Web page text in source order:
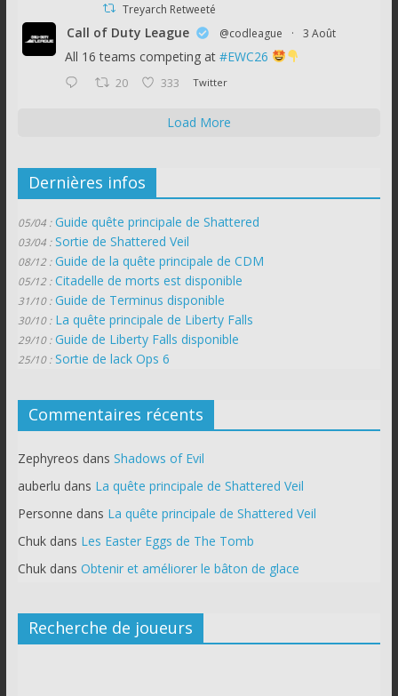
Treyarch Retweeté
Call of Duty League @codleague · 3 Août
All 16 teams competing at #EWC26
20 333 Twitter
Load More
Dernières infos
05/04 : Guide quête principale de Shattered
03/04 : Sortie de Shattered Veil
08/12 : Guide de la quête principale de CDM
05/12 : Citadelle de morts est disponible
31/10 : Guide de Terminus disponible
30/10 : La quête principale de Liberty Falls
29/10 : Guide de Liberty Falls disponible
25/10 : Sortie de lack Ops 6
Commentaires récents
Zephyreos dans Shadows of Evil
auberlu dans La quête principale de Shattered Veil
Personne dans La quête principale de Shattered Veil
Chukdans Les Easter Eggs de The Tomb
Chukdans Obtenir et améliorer le bâton de glace
Recherche de joueurs